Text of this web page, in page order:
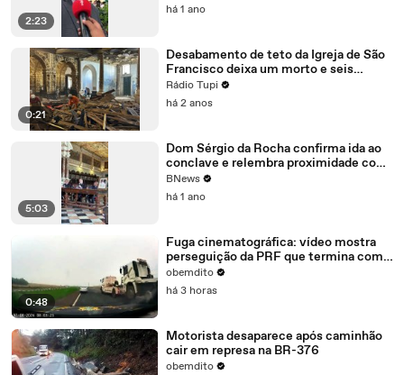
2:23
há 1 ano
0:21
Desabamento de teto da Igreja de São
Francisco deixa um morto e seis
feridos
Rádio Tupi
há 2 anos
5:03
Dom Sérgio da Rocha confirma ida ao
conclave e relembra proximidade com
o Papa Francisco
BNews
há 1 ano
0:48
Fuga cinematográfica: vídeo mostra
perseguição da PRF que termina com
carro capotado
obemdito
há 3 horas
Motorista desaparece após caminhão
cair em represa na BR-376
obemdito